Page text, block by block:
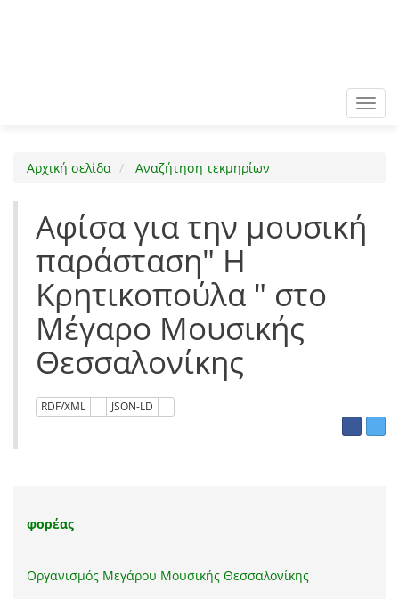
Αρχική σελίδα Αναζήτηση τεκμηρίων
Αφίσα για την μουσική
παράσταση" Η
Κρητικοπούλα " στο
Μέγαρο Μουσικής
Θεσσαλονίκης
RDF/XML JSON-LD
φορέας
Οργανισμός Μεγάρου Μουσικής Θεσσαλονίκης